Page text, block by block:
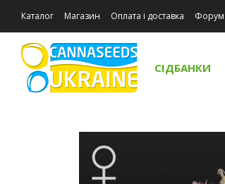
Каталог Магазин Оплата і доставка Форум
СІДБАНКИ